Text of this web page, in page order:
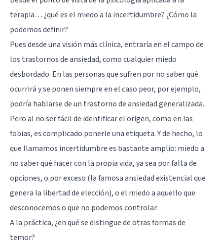
terapia… ¿qué es el miedo a la incertidumbre? ¿Cómo la
podemos definir?
Pues desde una visión más clínica, entraría en el campo de
los trastornos de ansiedad, como cualquier miedo
desbordado. En las personas que sufren por no saber qué
ocurrirá y se ponen siempre en el caso peor, por ejemplo,
podría hablarse de un trastorno de ansiedad generalizada.
Pero al no ser fácil de identificar el origen, como en las
fobias, es complicado ponerle una etiqueta. Y de hecho, lo
que llamamos incertidumbre es bastante amplio: miedo a
no saber qué hacer con la propia vida, ya sea por falta de
opciones, o por exceso (la famosa ansiedad existencial que
genera la libertad de elección), o el miedo a aquello que
desconocemos o que no podemos controlar.
A la práctica, ¿en qué se distingue de otras formas de
temor?